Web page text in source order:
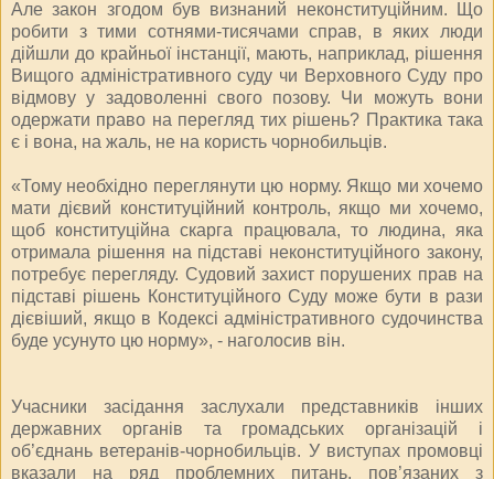
Але закон згодом був визнаний неконституційним. Що
робити з тими сотнями-тисячами справ, в яких люди
дійшли до крайньої інстанції, мають, наприклад, рішення
Вищого адміністративного суду чи Верховного Суду про
відмову у задоволенні свого позову. Чи можуть вони
одержати право на перегляд тих рішень? Практика така
є і вона, на жаль, не на користь чорнобильців.
«Тому необхідно переглянути цю норму. Якщо ми хочемо
мати дієвий конституційний контроль, якщо ми хочемо,
щоб конституційна скарга працювала, то людина, яка
отримала рішення на підставі неконституційного закону,
потребує перегляду. Судовий захист порушених прав на
підставі рішень Конституційного Суду може бути в рази
дієвіший, якщо в Кодексі адміністративного судочинства
буде усунуто цю норму», - наголосив він.
Учасники засідання заслухали представників інших
державних органів та громадських організацій і
об’єднань ветеранів-чорнобильців. У виступах промовці
вказали на ряд проблемних питань, пов’язаних з